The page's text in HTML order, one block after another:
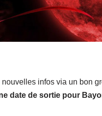
infos via un bon
date de sortie pour